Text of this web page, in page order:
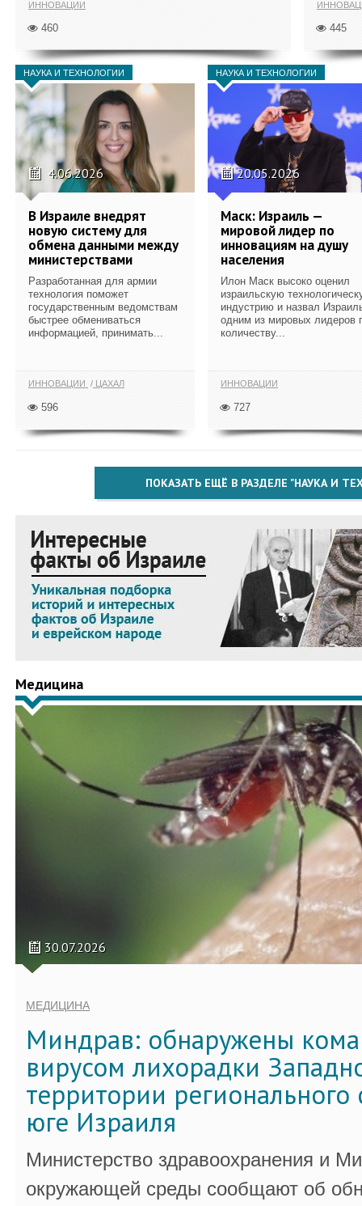
ИННОВАЦИИ
460 445
НАУКА И ТЕХНОЛОГИИ
4.06.2026
В Израиле внедрят
новую систему для
обмена данными между
министерствами
Разработанная для армии
технология поможет
государственным ведомствам
быстрее обмениваться
информацией, принимать...
ИННОВАЦИИ ЦАХАЛ
596
НАУКА И ТЕХНОЛОГИИ
20.05.2026
Маск: Израиль —
мировой лидер по
инновациям на душу
населения
Илон Маск высоко оценил
израильскую
индустрию и назвал
одним из мировых лидеров
количеству...
ИННОВАЦИИ
727
ПОКАЗАТЬ ЕЩЁ В РАЗДЕЛЕ "НАУКА И
Медицина
30.07.2026
МЕДИЦИНА
Миндрав: обнаружены
вирусом лихорадки
территории регионального
юге Израиля
Министерство здравоохранения и
окружающей среды сообщают об